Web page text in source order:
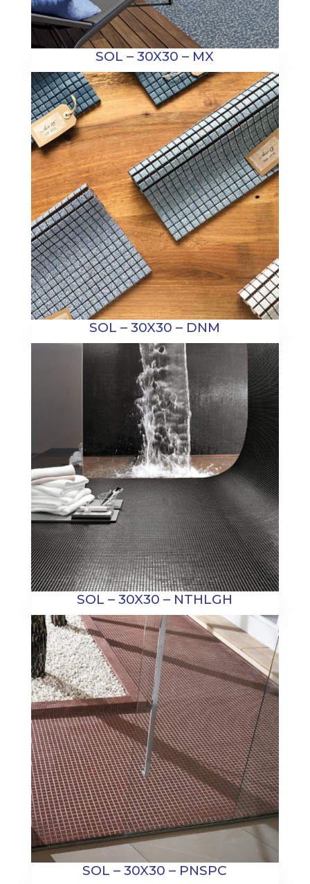
SOL – 30X30 – MX
SOL – 30X30 – DNM
SOL – 30X30 – NTHLGH
SOL – 30X30 – PNSPC